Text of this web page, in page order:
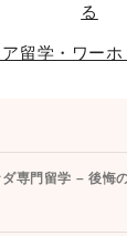
る
留学・ワーホ
ダ専門留学 – 後悔